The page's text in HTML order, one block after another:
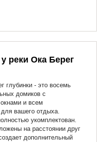
реки Ока Берег
глубинки - это восемь
домиков с
и всем
вашего отдыха.
укомплектован.
на расстоянии друг
дополнительный